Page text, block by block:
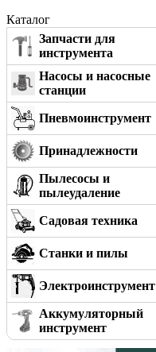
Каталог
Запчасти для
инструмента
Насосы и насосные
станции
Пневмоинструмент
Принадлежности
Пылесосы и
пылеудаление
Садовая техника
Станки и пилы
Электроинструмент
Аккумуляторный
инструмент